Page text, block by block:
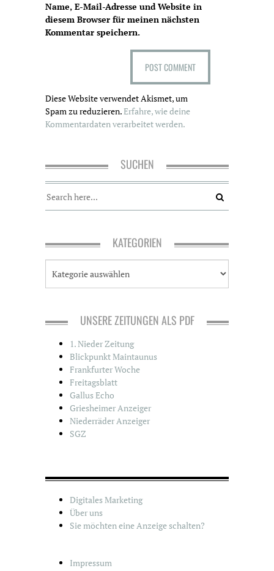
Name, E-Mail-Adresse und Website in
diesem Browser für meinen nächsten
Kommentar speichern.
Diese Website verwendet Akismet, um
Spam zu reduzieren.Erfahre, wie deine
Kommentardaten verarbeitet werden.
SUCHEN
KATEGORIEN
t
UNSERE ZEITUNGEN ALS PDF
1. Nieder Zeitung
Blickpunkt Maintaunus
Frankfurter Woche
Freitagsblatt
Gallus Echo
Griesheimer Anzeiger
Niederräder Anzeiger
SGZ
Digitales Marketing
Über uns
Sie möchten eine Anzeige schalten?
Impressum